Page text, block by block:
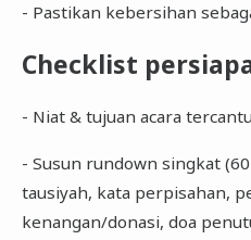
- Pastikan kebersihan
Checklist
- Niat & tujuan acara
- Susun rundown singkat
tausiyah, kata perpisahan,
kenangan/donasi, doa